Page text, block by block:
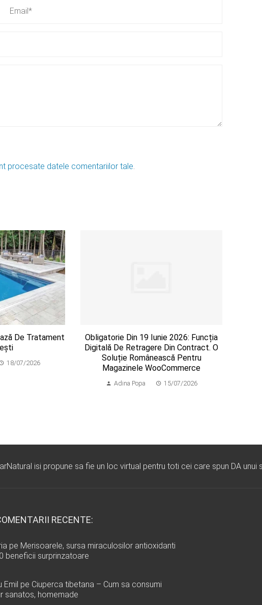
procesate datele comentariilor tale
De Tratament
18/07/2026
Obligatorie Din 19 Iunie 2026: Funcția
Digitală De Retragere Din Contract. O
Soluție Românească Pentru
Magazinele WooCommerce
Adina Popa 15/07/2026
isi propune sa fie un loc virtual pentru toti cei care spun DA unui
RECENTE:
pe Merisoarele, sursa miraculosilor antioxidanti
beneficii surprinzatoare
Emil pe Ciuperca tibetana – Cum sa consumi
sanatos, homemade